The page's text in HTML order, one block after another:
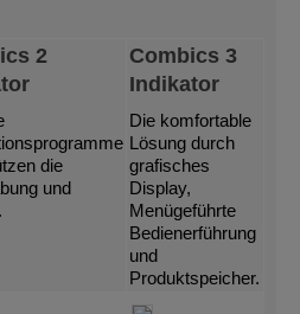
2
die
und
Combics 3
Indikator
Die komfortable
Lösung durch
grafisches
Display,
Menügeführte
Bedienerführung
und
Produktspeicher.